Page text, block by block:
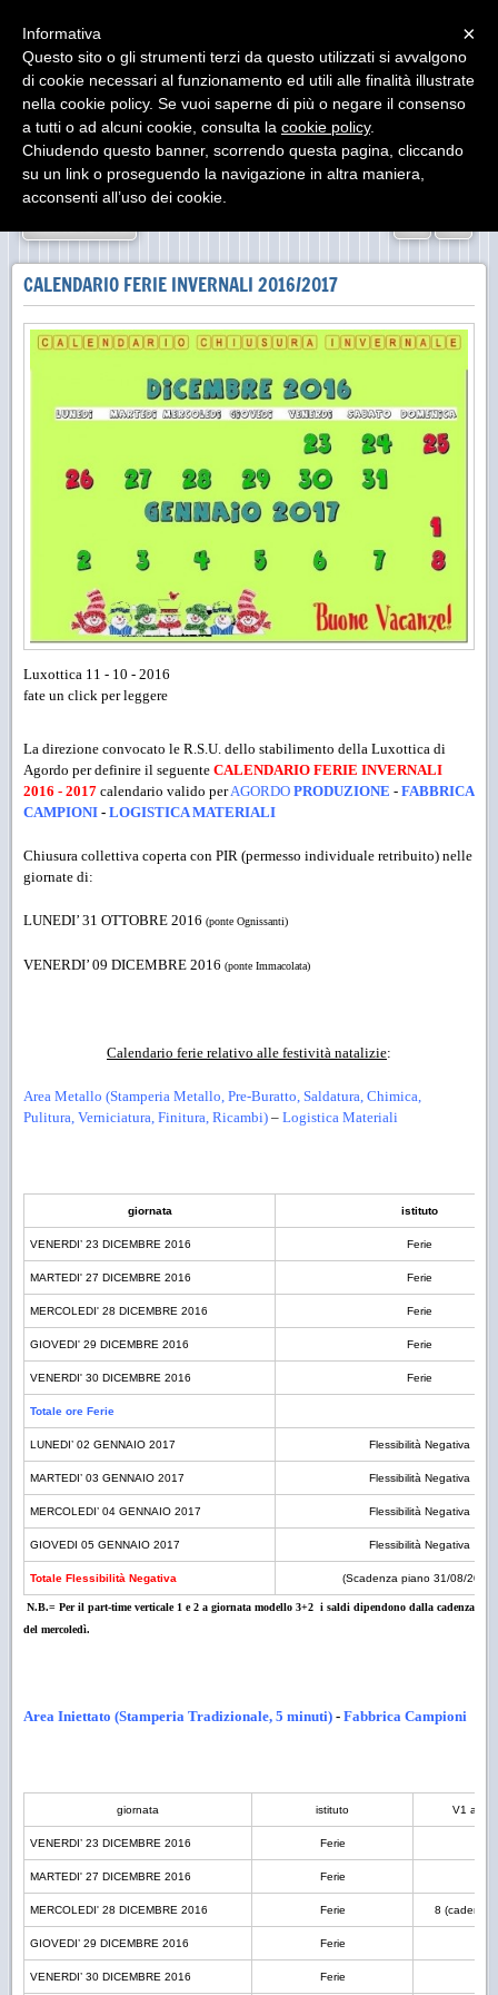
CALENDARIO FERIE INVERNALI 2016/2017
Luxottica 11 - 10 - 2016
fate un click per leggere
La direzione convocato le R.S.U. dello stabilimento della Luxottica di
Agordo per definire il seguente CALENDARIO FERIE INVERNALI
2016 - 2017 calendario valido perAGORDO PRODUZIONE - FABBRICA
CAMPIONI - LOGISTICA MATERIALI
Chiusura collettiva coperta con PIR (permesso individuale retribuito) nelle
giornate di:
LUNEDI’ 31 OTTOBRE 2016 (ponte Ognissanti)
VENERDI’ 09 DICEMBRE 2016 (ponte Immacolata)
Calendario ferie relativo alle festività natalizie:
Area Metallo (Stamperia Metallo, Pre-Buratto, Saldatura, Chimica,
Pulitura, Verniciatura, Finitura, Ricambi) – Logistica Materiali
giornata istituto
VENERDI’ 23 DICEMBRE 2016 Ferie
MARTEDI' 27 DICEMBRE 2016 Ferie
MERCOLEDI' 28 DICEMBRE 2016 Ferie
GIOVEDI' 29 DICEMBRE 2016 Ferie
VENERDI' 30 DICEMBRE 2016 Ferie
Totale ore Ferie
LUNEDI’ 02 GENNAIO 2017 Flessibilità Negativa
MARTEDI’ 03 GENNAIO 2017 Flessibilità Negativa
MERCOLEDI’ 04 GENNAIO 2017 Flessibilità Negativa
GIOVEDI 05 GENNAIO 2017 Flessibilità Negativa
Totale Flessibilità Negativa (Scadenza piano 31/08/2017
N.B.= Per il part-time verticale 1 e2 a giornata modello 3+2 i saldi dipendono dalla cadenza
del mercoledì.
Area Iniettato (Stamperia Tradizionale, 5 minuti) - Fabbrica Campioni
giornata istituto V1 a
VENERDI’ 23 DICEMBRE 2016 Ferie
MARTEDI' 27 DICEMBRE 2016 Ferie
MERCOLEDI' 28 DICEMBRE 2016 Ferie 8 (cadenza
GIOVEDI’ 29 DICEMBRE 2016 Ferie
VENERDI’ 30 DICEMBRE 2016 Ferie
×
Informativa
Questo sito o gli strumenti terzi da questo utilizzati si avvalgono
di cookie necessari al funzionamento ed utili alle finalità illustrate
nella cookie policy. Se vuoi saperne di più o negare il consenso
a tutti o ad alcuni cookie, consulta la cookie policy.
Chiudendo questo banner, scorrendo questa pagina, cliccando
su un link o proseguendo la navigazione in altra maniera,
acconsenti all’uso dei cookie.